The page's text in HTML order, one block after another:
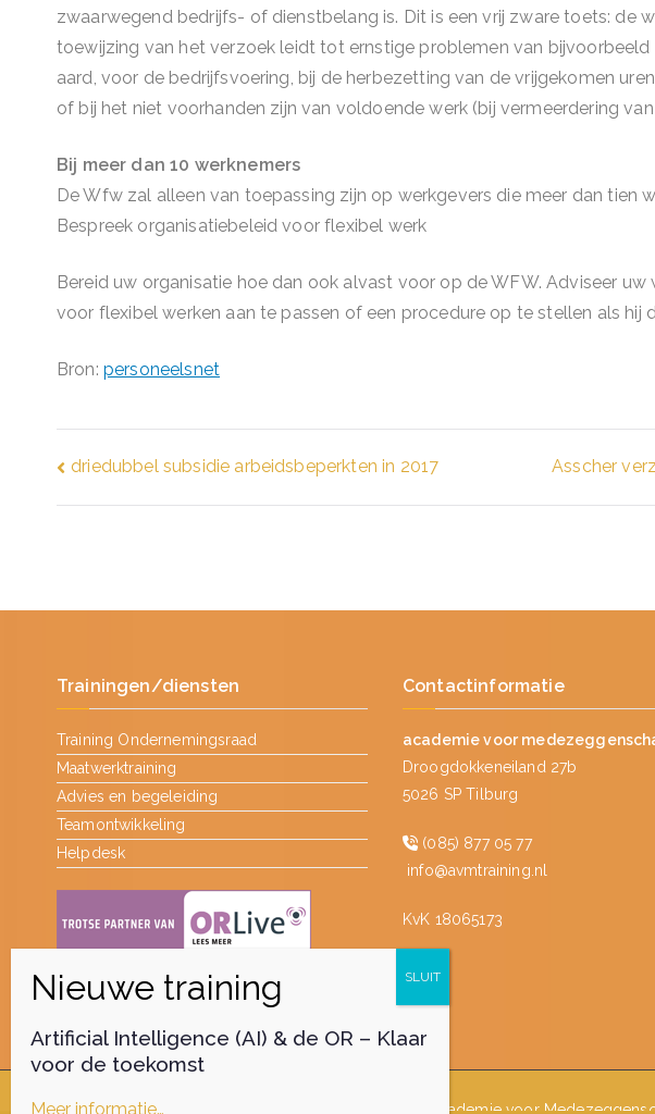
zwaarwegend bedrijfs- of dienstbelang is. Dit is een vrij zware toets: de
toewijzing van het verzoek leidt tot ernstige problemen van
aard, voor de bedrijfsvoering, bij de herbezetting van de vrijgekomen
of bij het niet voorhanden zijn van voldoende werk (bij vermeerdering
Bij meer dan 10 werknemers
De Wfw zal alleen van toepassing zijn op werkgevers die meer dan tien
Bespreek organisatiebeleid voor flexibel werk
Bereid uw organisatie hoe dan ook alvast voor op de WFW. Adviseer
voor flexibel werken aan te passen of een procedure op te stellen als hij
Bron: personeelsnet
Bericht
navigatie
driedubbel subsidie arbeidsbeperkten in 2017 Asscher
Trainingen/diensten
Training Ondernemingsraad
Maatwerktraining
Advies en begeleiding
Teamontwikkeling
Helpdesk
Contactinformatie
academie voor
Droogdokkeneiland 27b
5026 SP Tilburg
(085) 877 05 77
info@avmtraining.nl
KvK 18065173
academie voor
Artificial Intelligence (AI) & de OR – Klaar
voor de toekomst
Meer informatie…